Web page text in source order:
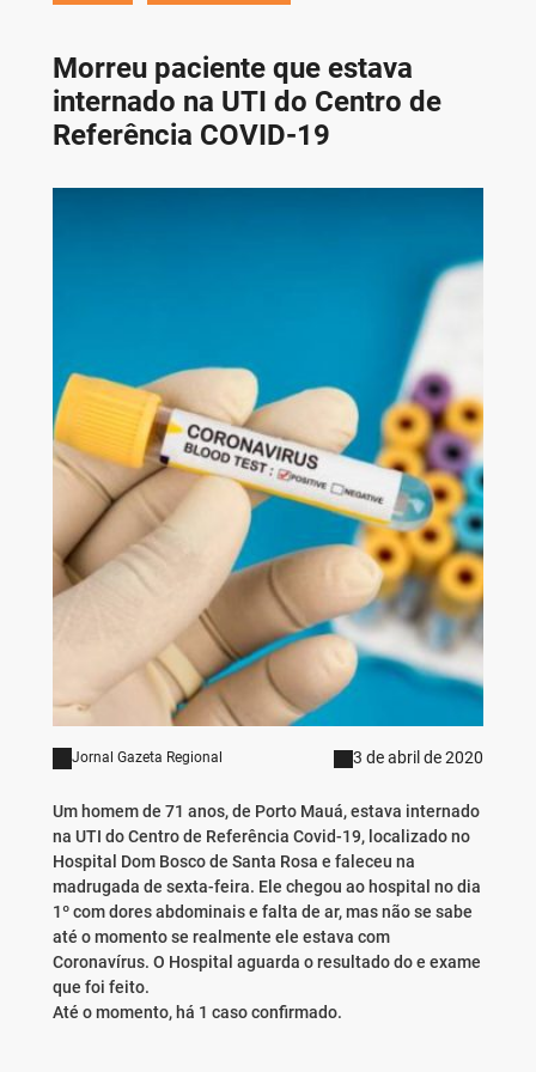
Morreu paciente que estava
internado na UTI do Centro de
Referência COVID-19
Jornal Gazeta Regional 3 de abril de 2020
Um homem de 71 anos, de Porto Mauá, estava internado
na UTI do Centro de Referência Covid-19, localizado no
Hospital Dom Bosco de Santa Rosa e faleceu na
madrugada de sexta-feira. Ele chegou ao hospital no dia
1º com dores abdominais e falta de ar, mas não se sabe
até o momento se realmente ele estava com
Coronavírus. O Hospital aguarda o resultado do e exame
que foi feito.
Até o momento, há 1 caso confirmado.